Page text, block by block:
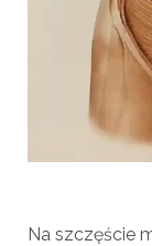
Na szczęście